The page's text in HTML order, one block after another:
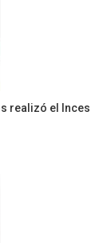
realizó el Inces